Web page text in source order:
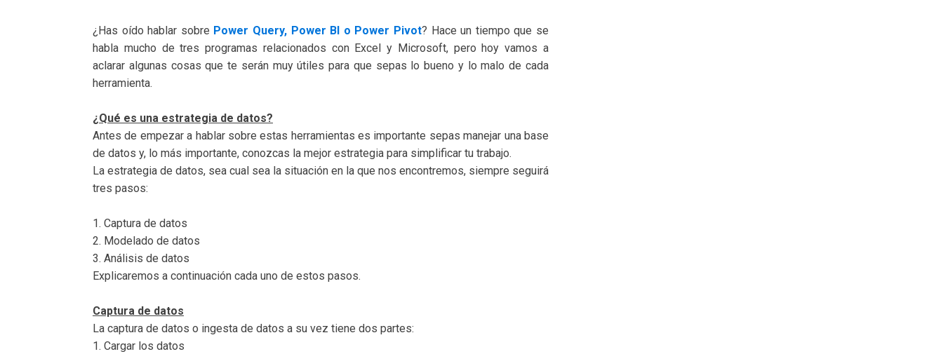
¿Has oído hablar sobre Power Query, Power BI o Power Pivot? Hace un tiempo que se
habla mucho de tres programas relacionados con Excel y Microsoft, pero hoy vamos a
aclarar algunas cosas que te serán muy útiles para que sepas lo bueno y lo malo de cada
herramienta.
¿Qué es una estrategia de datos?
Antes de empezar a hablar sobre estas herramientas es importante sepas manejar una base
de datos y, lo más importante, conozcas la mejor estrategia para simplificar tu trabajo.
La estrategia de datos, sea cual sea la situación en la que nos encontremos, siempre seguirá
tres pasos:
1. Captura de datos
2. Modelado de datos
3. Análisis de datos
Explicaremos a continuación cada uno de estos pasos.
Captura de datos
La captura de datos o ingesta de datos a su vez tiene dos partes:
1. Cargar los datos